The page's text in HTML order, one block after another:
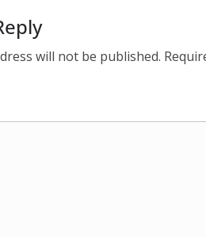
will not be published.